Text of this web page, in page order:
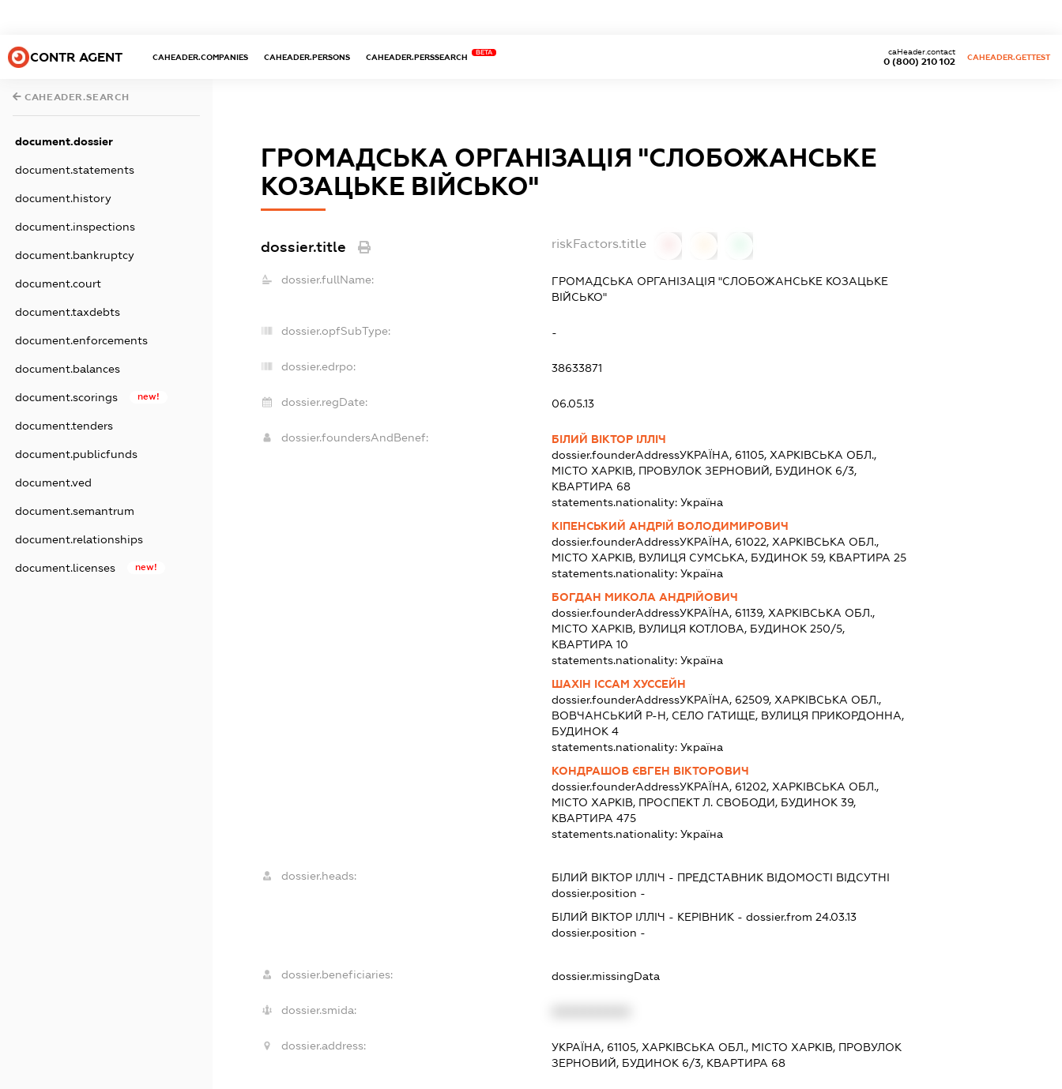
CONTR AGENT CAHEADER.COMPANIES CAHEADER.PERSONS CAHEADER.PERSSEARCH
BETA
0 (800) 210 102
caHeader.contact
CAHEADER.GETTEST
CAHEADER.SEARCH
document.dossier
document.statements
document.history
document.inspections
document.bankruptcy
document.court
document.taxdebts
document.enforcements
document.balances
document.scorings new!
document.tenders
document.publicfunds
document.ved
document.semantrum
document.relationships
document.licenses new!
ГРОМАДСЬКА ОРГАНІЗАЦІЯ "СЛОБОЖАНСЬКЕ
КОЗАЦЬКЕ ВІЙСЬКО"
dossier.title riskFactors.title
dossier.fullName:
ГРОМАДСЬКА ОРГАНІЗАЦІЯ "СЛОБОЖАНСЬКЕ КОЗАЦЬКЕ
ВІЙСЬКО"
dossier.opfSubType: -
dossier.edrpo: 38633871
dossier.regDate: 06.05.13
dossier.foundersAndBenef:
БІЛИЙ ВІКТОР ІЛЛІЧ
dossier.founderAddressУКРАЇНА, 61105, ХАРКІВСЬКА ОБЛ.,
МІСТО ХАРКІВ, ПРОВУЛОК ЗЕРНОВИЙ, БУДИНОК 6/3,
КВАРТИРА 68
statements.nationality:Україна
КІПЕНСЬКИЙ АНДРІЙ ВОЛОДИМИРОВИЧ
dossier.founderAddressУКРАЇНА, 61022, ХАРКІВСЬКА ОБЛ.,
МІСТО ХАРКІВ, ВУЛИЦЯ СУМСЬКА, БУДИНОК 59, КВАРТИРА 25
statements.nationality:Україна
БОГДАН МИКОЛА АНДРІЙОВИЧ
dossier.founderAddressУКРАЇНА, 61139, ХАРКІВСЬКА ОБЛ.,
МІСТО ХАРКІВ, ВУЛИЦЯ КОТЛОВА, БУДИНОК 250/5,
КВАРТИРА 10
statements.nationality:Україна
ШАХІН ІССАМ ХУССЕЙН
dossier.founderAddressУКРАЇНА, 62509, ХАРКІВСЬКА ОБЛ.,
ВОВЧАНСЬКИЙ Р-Н, СЕЛО ГАТИЩЕ, ВУЛИЦЯ ПРИКОРДОННА,
БУДИНОК 4
statements.nationality:Україна
КОНДРАШОВ ЄВГЕН ВІКТОРОВИЧ
dossier.founderAddressУКРАЇНА, 61202, ХАРКІВСЬКА ОБЛ.,
МІСТО ХАРКІВ, ПРОСПЕКТ Л. СВОБОДИ, БУДИНОК 39,
КВАРТИРА 475
statements.nationality:Україна
dossier.heads: БІЛИЙ ВІКТОР ІЛЛІЧ - ПРЕДСТАВНИК ВІДОМОСТІ ВІДСУТНІ
dossier.position -
БІЛИЙ ВІКТОР ІЛЛІЧ - КЕРІВНИК - dossier.from 24.03.13
dossier.position -
dossier.beneficiaries: dossier.missingData
dossier.smida:
dossier.address:
УКРАЇНА, 61105, ХАРКІВСЬКА ОБЛ., МІСТО ХАРКІВ, ПРОВУЛОК
ЗЕРНОВИЙ, БУДИНОК 6/3, КВАРТИРА 68